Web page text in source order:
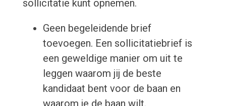
sollicitatie kunt opnemen.
Geen begeleidende brief
toevoegen. Een sollicitatiebrief is
een geweldige manier om uit te
leggen waarom jij de beste
kandidaat bent voor de baan en
waarom je de baan wilt.